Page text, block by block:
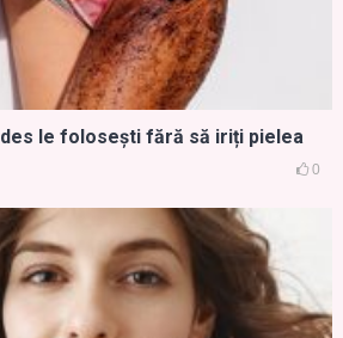
le folosești fără să iriți pielea
0